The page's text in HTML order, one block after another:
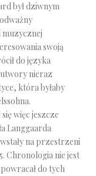
był dziwnym
swoją
do języka
nieraz
która byłaby
więc jeszcze
Langgaarda
na przestrzeni
Chronologia nie jest
do tych